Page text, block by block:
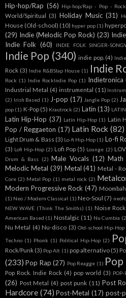
Hip-hop/Rap (56) Hip-hop/Rap - Pop -
World/Spiritual (3) Holiday Music (31)
House (Old-school) (10) hyper pop (1)
(29) Indie (Melodic Pop Rock) (23)
Indie Folk (60) INDIE FOLK SINGER-
Indie Pop (340) indie pop. (4)
Rock (3) Indie R&BSlap House (1) Indie
Rock (1) Indie RockIndie Pop (1) Indietronica
Industrial Metal (4) instrumental (11)
(2) Irish Based (1) J-pop (17) Jangle Pop (2)
pop (1) K-Pop (5) Krautrock (2) Latin (13)
Latin Hip-Hop (37) Latín Hip-Hop (1) Latin
Pop / Reggaeton (17) Latin Rock (82)
Light Drum & Bass (3) Lo-fi Hip-Hop (1) Lo-fi
(3) Lofi Hip-Hop (2) Lofi Pop (5) Lounge (2)
Drum & Bass (2) Male Vocals (12) Math
Melodic Metal (39) Metal (41) Metal -
Core (2) Metal Pop (1) metal rock (2)
Modern Progressive Rock (47)
(1) Neo / Modern Classical (1) Neo-Soul (7)
NEW WAVE (Think The Smiths) (1) Noise Rock
American Based (1) Nostalgic (11) Nu Cumbia
Nu Metal (4) Nu-disco (3) Old-school Hip-Hop
Techno (1) Phonk (1) Political Hip-Hop (2)
Rock/Punk (3) Pop Alt (1) pop alternativo (5)
(233) Pop Rap (27) Pop Reagge (1)
Pop Rock. Indie Rock (4) pop world (3)
(26) Post Metal (4) post punk (11) Post
Hardcore (74) Post-Metal (17) post-